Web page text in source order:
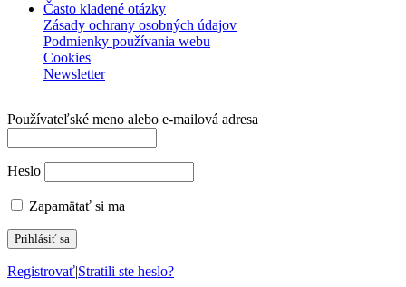
Často kladené otázky
Zásady ochrany osobných údajov
Podmienky používania webu
Cookies
Newsletter
Používateľské meno alebo e‑mailová adresa
Heslo
Zapamätať si ma
Registrovať|Stratili ste heslo?